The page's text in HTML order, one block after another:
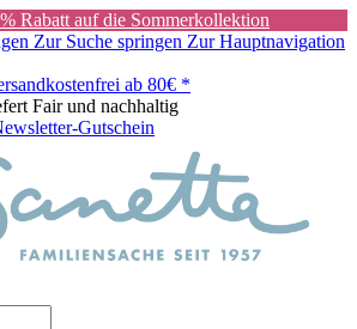
Rabatt auf die Sommerkollektion
Zur Suche springen Zur Hauptnavigation
ab 80€ *
Fair und nachhaltig
Gutschein